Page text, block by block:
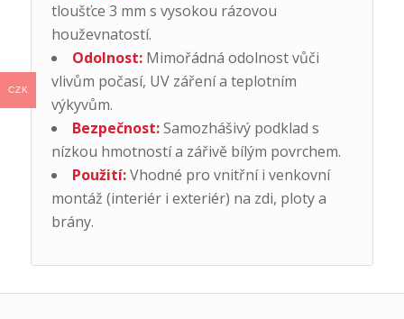
tloušťce 3 mm s vysokou rázovou
houževnatostí.
Odolnost:Mimořádná odolnost vůči
vlivům počasí, UV záření a teplotním
výkyvům.
Bezpečnost:Samozhášivý podklad s
nízkou hmotností a zářivě bílým povrchem.
Použití:Vhodné pro vnitřní i venkovní
montáž (interiér i exteriér) na zdi, ploty a
brány.
CZK